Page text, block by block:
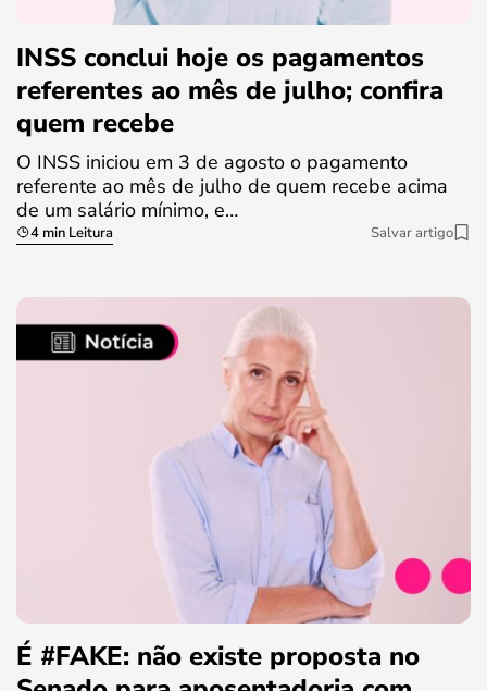
INSS conclui hoje os pagamentos
referentes ao mês de julho; confira
quem recebe
O INSS iniciou em 3 de agosto o pagamento
referente ao mês de julho de quem recebe acima
de um salário mínimo, e…
4 min Leitura Salvar artigo
É #FAKE: não existe proposta no